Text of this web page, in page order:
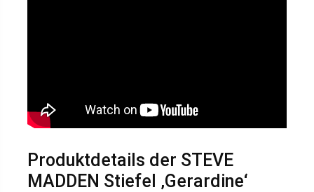
Produktdetails der STEVE
MADDEN Stiefel ‚Gerardine‘